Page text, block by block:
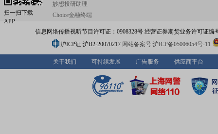
扫一扫下载
APP
妙想投研助理
Choice金融终端
信息网络传播视听节目许可证：0908328号 经营证券期货业务许可证编
沪ICP证:沪B2-20070217 网站备案号:沪ICP备05006054号-11
关于我们 可持续发展 广告服务 供应商平台